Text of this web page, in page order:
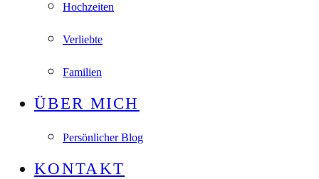
Hochzeiten
Verliebte
Familien
ÜBER MICH
Persönlicher Blog
KONTAKT